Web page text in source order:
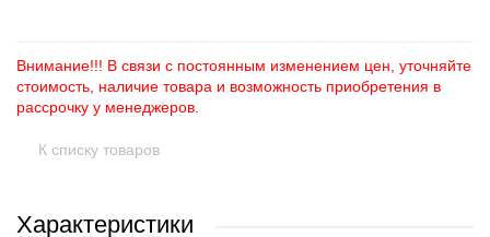
Внимание!!! В связи с постоянным изменением цен, уточняйте
стоимость, наличие товара и возможность приобретения в
рассрочку у менеджеров.
К списку товаров
Характеристики